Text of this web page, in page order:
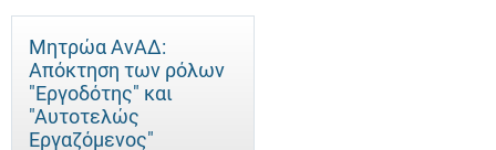
Μητρώα ΑνΑΔ:
Απόκτηση των ρόλων
"Εργοδότης" και
"Αυτοτελώς
Eργαζόμενος"